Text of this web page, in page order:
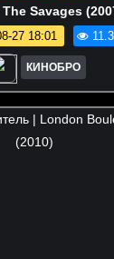
Savages
27 18:01
КИНОБРО